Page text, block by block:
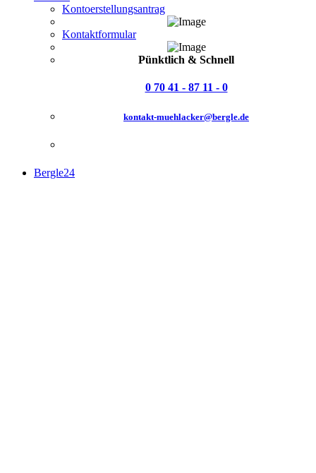
Kontoerstellungsantrag
Kontaktformular
Pünktlich & Schnell
0 70 41 - 87 11 - 0
kontakt-muehlacker@bergle.de
Bergle24